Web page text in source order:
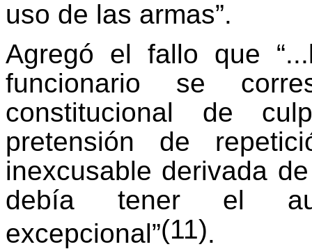
uso de las armas”.
Agregó el fallo que
funcionario se
constitucional de
pretensión de
inexcusable derivada
debía tener el
excepcional”(11).